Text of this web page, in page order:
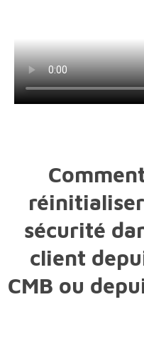
sécurité
client
CMB ou